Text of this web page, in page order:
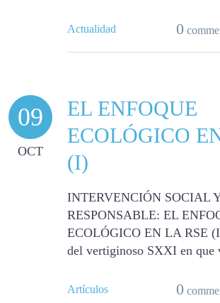
Actualidad 0
09
OCT
EL ENFOQUE
ECOLÓGICO
(I)
INTERVENCIÓN SOCIAL
RESPONSABLE: EL
ECOLÓGICO EN LA RSE
del vertiginoso SXXI en que
Artículos 0